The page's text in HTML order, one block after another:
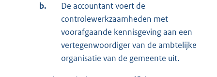
b.
De accountant voert de
controlewerkzaamheden met
voorafgaande kennisgeving aan een
vertegenwoordiger van de ambtelijke
organisatie van de gemeente uit.